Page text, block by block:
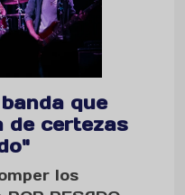
que
certezas
los